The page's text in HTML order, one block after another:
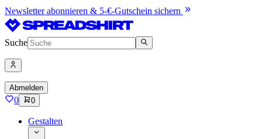
Newsletter abonnieren & 5-€-Gutschein sichern
Suche
Abmelden
0 0
Gestalten